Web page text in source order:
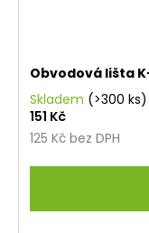
Obvodová lišta
Skladem (>300 ks)
125 Kč bez DPH
151 Kč